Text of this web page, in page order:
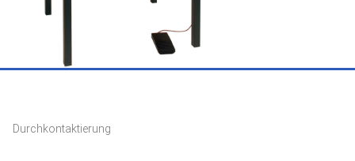
Durchkontaktierung